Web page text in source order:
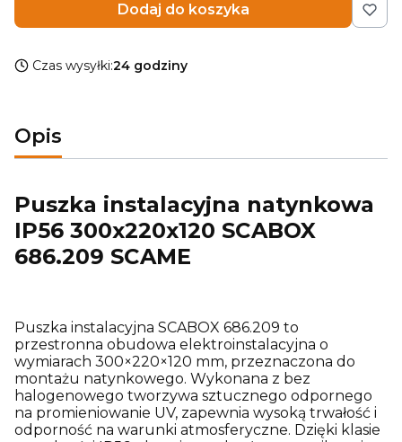
Dodaj do koszyka
Czas wysyłki:24 godziny
Opis
Puszka instalacyjna natynkowa
IP56 300x220x120 SCABOX
686.209 SCAME
Puszka instalacyjna SCABOX 686.209 to
przestronna obudowa elektroinstalacyjna o
wymiarach 300×220×120 mm, przeznaczona do
montażu natynkowego. Wykonana z bez
halogenowego tworzywa sztucznego odpornego
na promieniowanie UV, zapewnia wysoką trwałość i
odporność na warunki atmosferyczne. Dzięki klasie